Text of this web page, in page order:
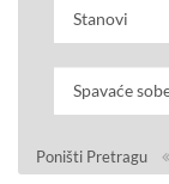
Poništi Pretragu